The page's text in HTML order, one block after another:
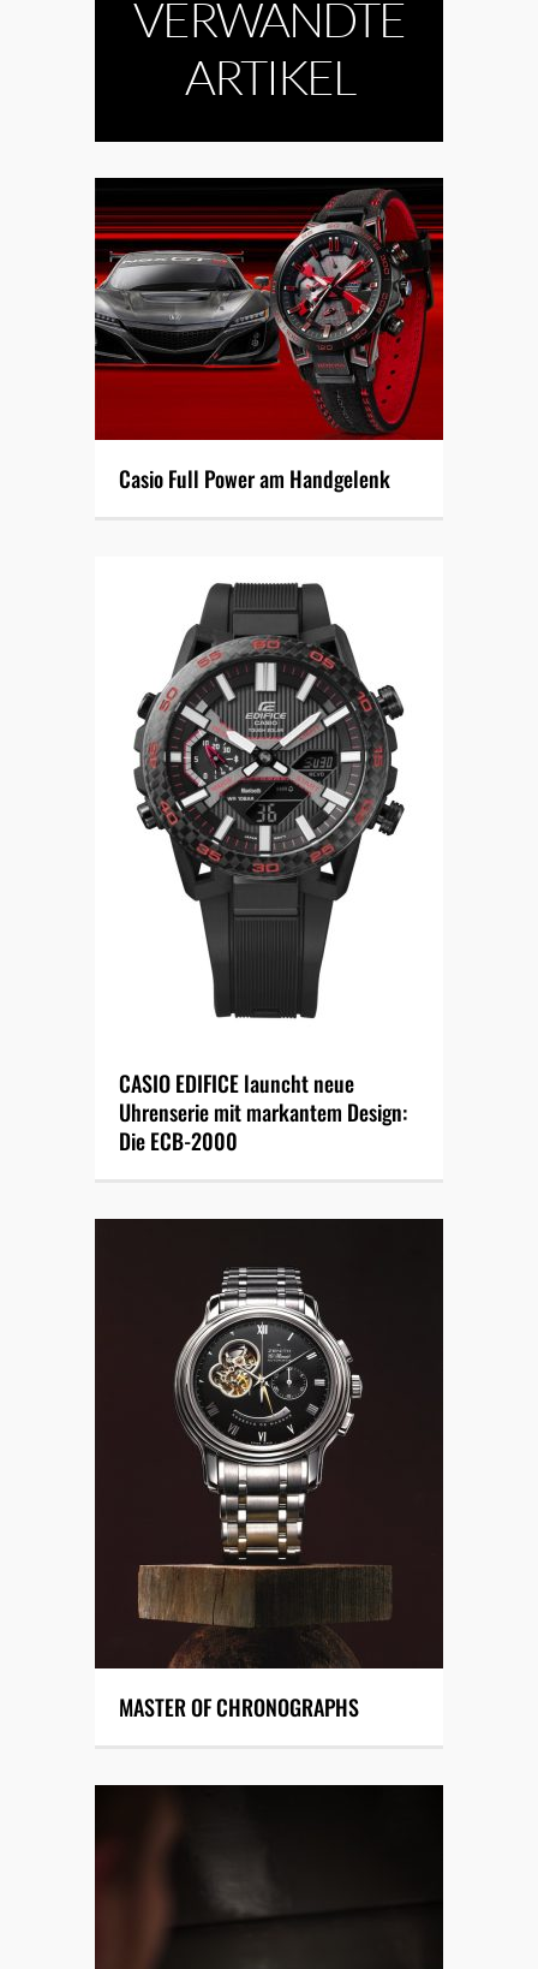
VERWANDTE
ARTIKEL
Casio Full Power am Handgelenk
CASIO EDIFICE launcht neue
Uhrenserie mit markantem Design:
Die ECB-2000
MASTER OF CHRONOGRAPHS